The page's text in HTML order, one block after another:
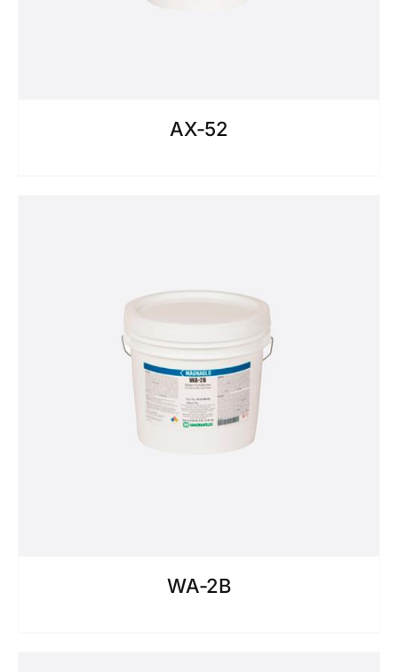
AX-52
WA-2B